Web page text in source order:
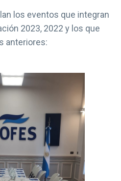
los eventos que integran
2023, 2022 y los que
anteriores: